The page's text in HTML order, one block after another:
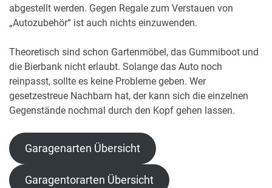
abgestellt werden. Gegen Regale zum Verstauen von
„Autozubehör“ ist auch nichts einzuwenden.
Theoretisch sind schon Gartenmöbel, das Gummiboot und
die Bierbank nicht erlaubt. Solange das Auto noch
reinpasst, sollte es keine Probleme geben. Wer
gesetzestreue Nachbarn hat, der kann sich die einzelnen
Gegenstände nochmal durch den Kopf gehen lassen.
Garagenarten Übersicht
Garagentorarten Übersicht